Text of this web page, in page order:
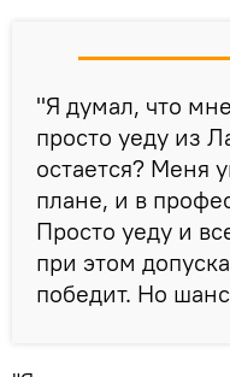
"Я думал, что
просто уеду из
остается? Меня
плане, и в
Просто уеду и
при этом
победит. Но